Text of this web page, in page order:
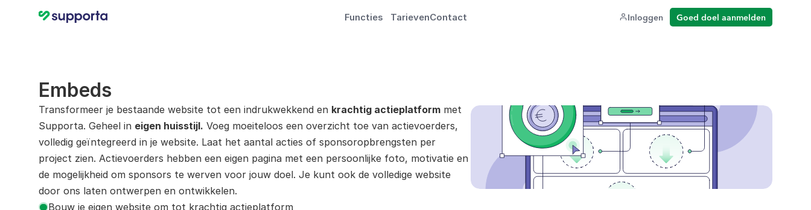
Functies TarievenContact Inloggen Goed doel aanmelden
Embeds
Transformeer je bestaande website tot een indrukwekkend en krachtig actieplatform met
Supporta. Geheel in eigen huisstijl. Voeg moeiteloos een overzicht toe van actievoerders,
volledig geïntegreerd in je website. Laat het aantal acties of sponsoropbrengsten per
project zien. Actievoerders hebben een eigen pagina met een persoonlijke foto, motivatie en
de mogelijkheid om sponsors te werven voor jouw doel. Je kunt ook de volledige website
door ons laten ontwerpen en ontwikkelen.
Bouw je eigen website om tot krachtig actieplatform